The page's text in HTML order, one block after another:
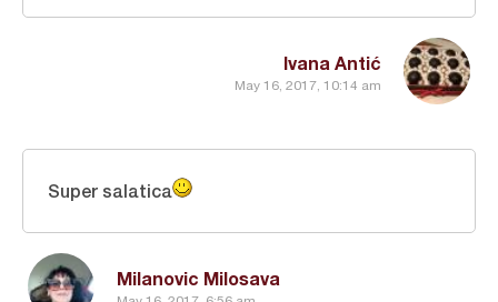
Ivana Antić
May 16, 2017, 10:14 am
Milanovic Milosava
Super salatica